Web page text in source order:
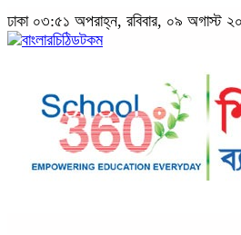
ঢাকা ০৩:৫১ অপরাহ্ন, রবিবার, ০৯ অগাস্ট